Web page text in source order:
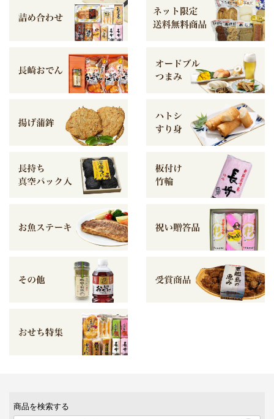
商品を検索する